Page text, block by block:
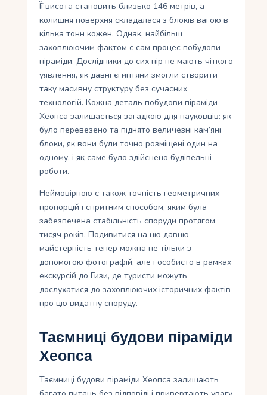
Її висота становить близько 146 метрів, а
колишня поверхня складалася з блоків вагою в
кілька тонн кожен. Однак, найбільш
захоплюючим фактом є сам процес побудови
піраміди. Дослідники до сих пір не мають чіткого
уявлення, як давні єгиптяни змогли створити
таку масивну структуру без сучасних
технологій. Кожна деталь побудови піраміди
Хеопса залишається загадкою для науковців: як
було перевезено та піднято величезні кам’яні
блоки, як вони були точно розміщені один на
одному, і як саме було здійснено будівельні
роботи.
Неймовірною є також точність геометричних
пропорцій і спритним способом, яким була
забезпечена стабільність споруди протягом
тисяч років. Подивитися на цю давню
майстерність тепер можна не тільки з
допомогою фотографій, але і особисто в рамках
екскурсій до Гизи, де туристи можуть
дослухатися до захоплюючих історичних фактів
про цю видатну споруду.
Таємниці будови піраміди
Хеопса
Таємниці будови піраміди Хеопса залишають